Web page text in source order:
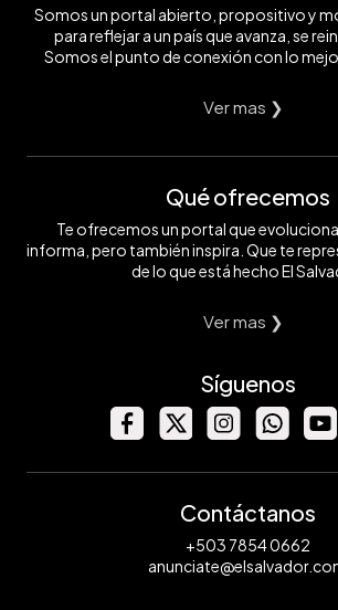
Somos un portal abierto, propositivo y
para reflejar a un país que avanza, se
Somos el punto de conexión con lo
Ver mas ❯
Qué ofrecemos
Te ofrecemos un portal que
informa, pero también inspira. Que te
de lo que está hecho El
Ver mas ❯
Síguenos
Contáctanos
+503 7854 0662